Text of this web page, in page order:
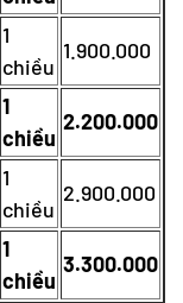
1
chiều
1.900.000
1
chiều
2.200.000
1
chiều
2.900.000
1
chiều
3.300.000